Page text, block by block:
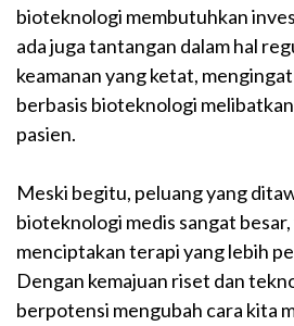
bioteknologi membutuhkan
ada juga tantangan dalam hal
keamanan yang ketat,
berbasis bioteknologi
pasien.
Meski begitu, peluang yang
bioteknologi medis sangat
menciptakan terapi yang lebih
Dengan kemajuan riset dan
berpotensi mengubah cara kita